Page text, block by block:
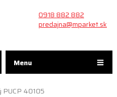
Menu
0918 882 882
predajna@mparket.sk
PUCP 40105